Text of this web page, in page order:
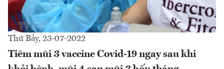
Thứ Bảy, 23-07-2022
Tiêm mũi 3 vaccine Covid-19 ngay sau khi